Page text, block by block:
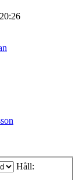
Håll: